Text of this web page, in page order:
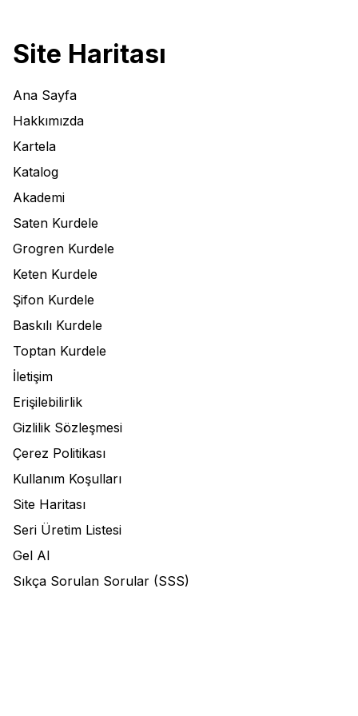
Site Haritası
Ana Sayfa
Hakkımızda
Kartela
Katalog
Akademi
Saten Kurdele
Grogren Kurdele
Keten Kurdele
Şifon Kurdele
Baskılı Kurdele
Toptan Kurdele
İletişim
Erişilebilirlik
Gizlilik Sözleşmesi
Çerez Politikası
Kullanım Koşulları
Site Haritası
Seri Üretim Listesi
Gel Al
Sıkça Sorulan Sorular (SSS)